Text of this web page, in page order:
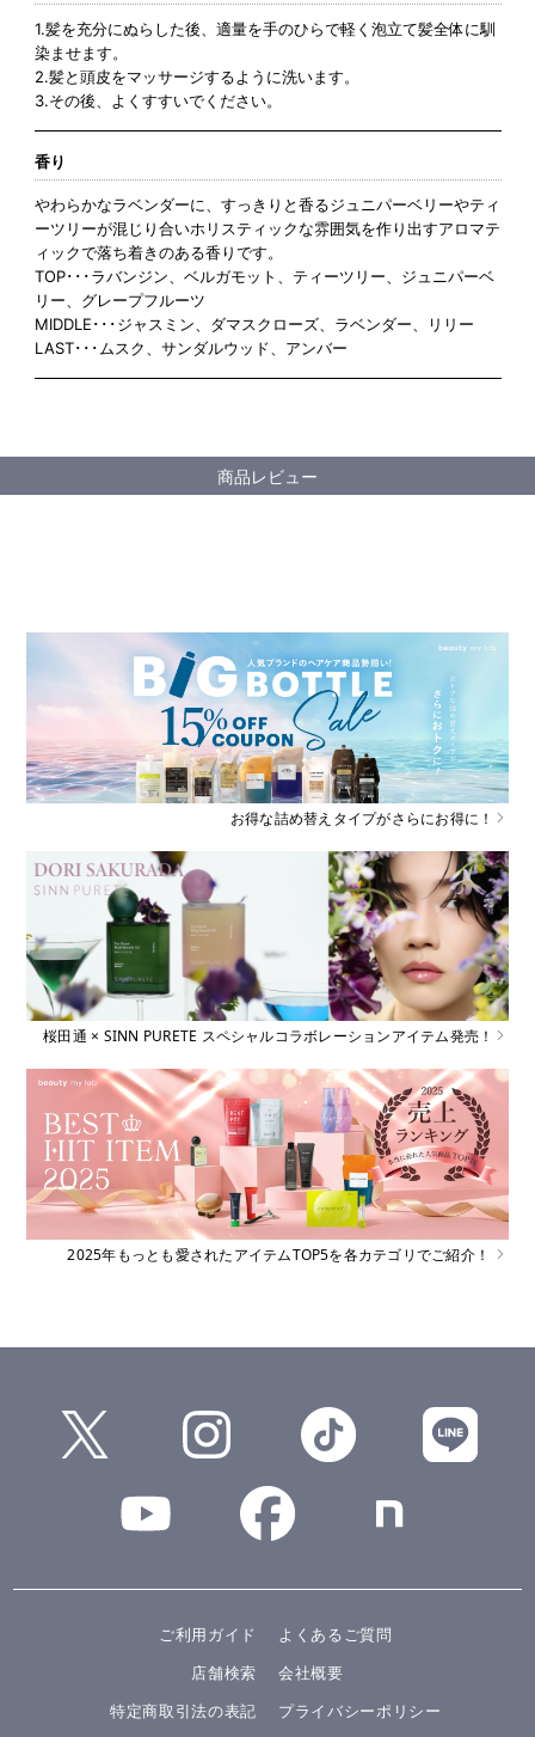
1.髪を充分にぬらした後、適量を手のひらで軽く泡立て髪全体に馴
染ませます。
2.髪と頭皮をマッサージするように洗います。
3.その後、よくすすいでください。
香り
やわらかなラベンダーに、すっきりと香るジュニパーベリーやティ
ーツリーが混じり合いホリスティックな雰囲気を作り出すアロマテ
ィックで落ち着きのある香りです。
TOP･･･ラバンジン、ベルガモット、ティーツリー、ジュニパーベ
リー、グレープフルーツ
MIDDLE･･･ジャスミン、ダマスクローズ、ラベンダー、リリー
LAST･･･ムスク、サンダルウッド、アンバー
商品レビュー
お得な詰め替えタイプがさらにお得に！
桜田通 × SINN PURETE スペシャルコラボレーションアイテム発売！
2025年もっとも愛されたアイテムTOP5を各カテゴリでご紹介！
ご利用ガイド
よくあるご質問
店舗検索
会社概要
特定商取引法の表記
プライバシーポリシー